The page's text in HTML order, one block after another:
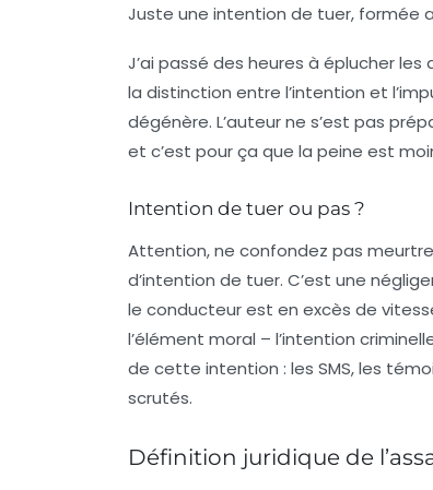
Juste une intention de tuer, formée
J’ai passé des heures à éplucher
la distinction entre l’intention et
dégénère. L’auteur ne s’est pas
et c’est pour ça que la peine est
Intention de tuer ou pas ?
Attention, ne confondez pas meurtre
d’intention de tuer. C’est une
le conducteur est en excès de
l’élément moral – l’intention
de cette intention : les SMS, les
scrutés.
Définition juridique de